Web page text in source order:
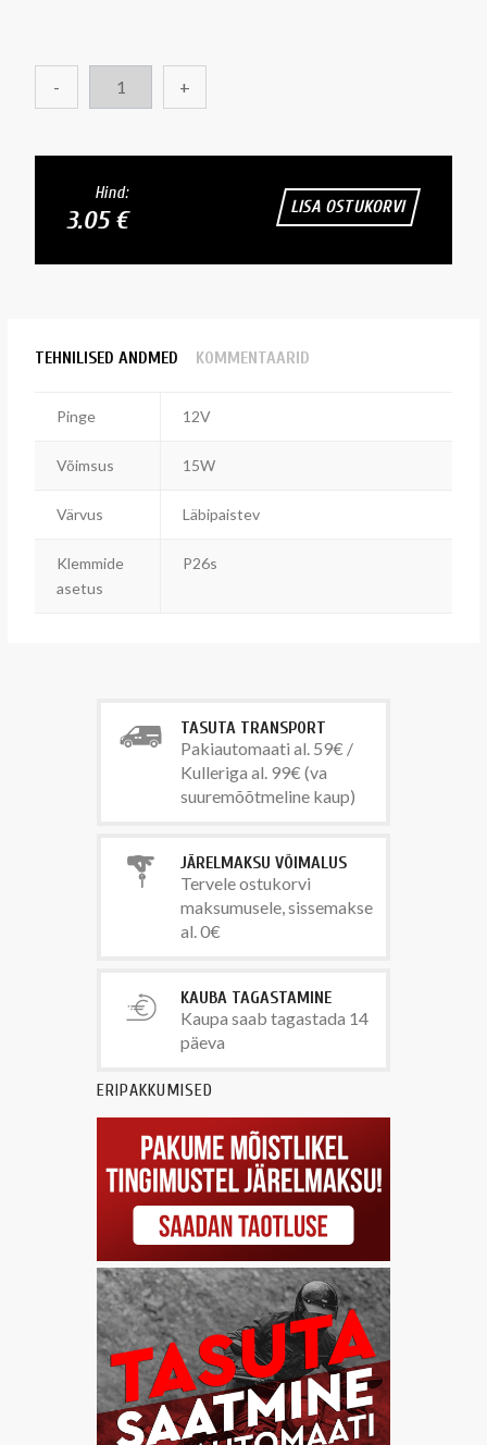
- +
Hind:
3.05 € LISA OSTUKORVI
TEHNILISED ANDMED KOMMENTAARID
Pinge 12V
Võimsus 15W
Värvus Läbipaistev
Klemmide
asetus
P26s
TASUTA TRANSPORT
Pakiautomaati al. 59€ /
Kulleriga al. 99€ (va
suuremõõtmeline kaup)
JÄRELMAKSU VÕIMALUS
Tervele ostukorvi
maksumusele, sissemakse
al. 0€
KAUBA TAGASTAMINE
Kaupa saab tagastada 14
päeva
ERIPAKKUMISED